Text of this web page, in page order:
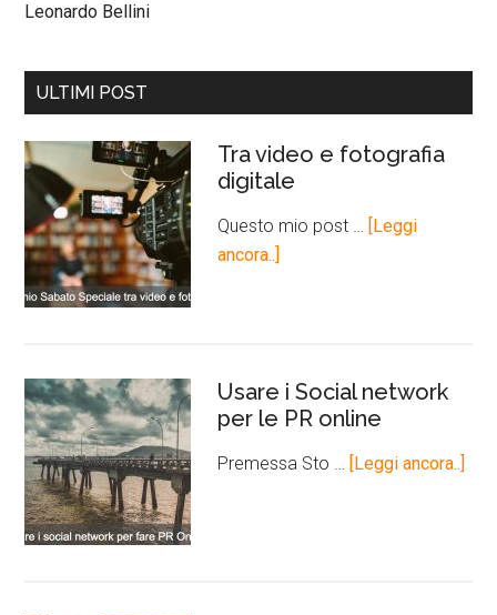
Leonardo Bellini
ULTIMI POST
Tra video e fotografia
digitale
Questo mio post …
[Leggi
ancora..]
Usare i Social network
per le PR online
Premessa Sto … [Leggi ancora..]